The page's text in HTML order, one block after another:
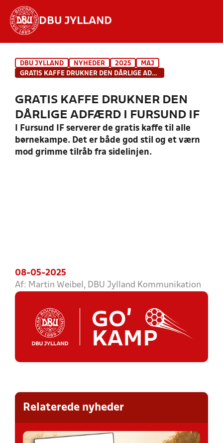
DBU JYLLAND
INDHOLD OG NYHEDER
HOLD
DBU JYLLAND NYHEDER 2025
MAJ
GRATIS KAFFE DRUKNER DEN DÅRLIGE ADFÆRD I FURSUND IF
GRATIS KAFFE DRUKNER DEN
DÅRLIGE ADFÆRD I FURSUND IF
I Fursund IF serverer de gratis kaffe til alle
børnekampe. Det er både god stil og et værn
mod grimme tilråb fra sidelinjen.
08-05-2025
Af: Martin Weibel, DBU Jylland Kommunikation
Relaterede nyheder